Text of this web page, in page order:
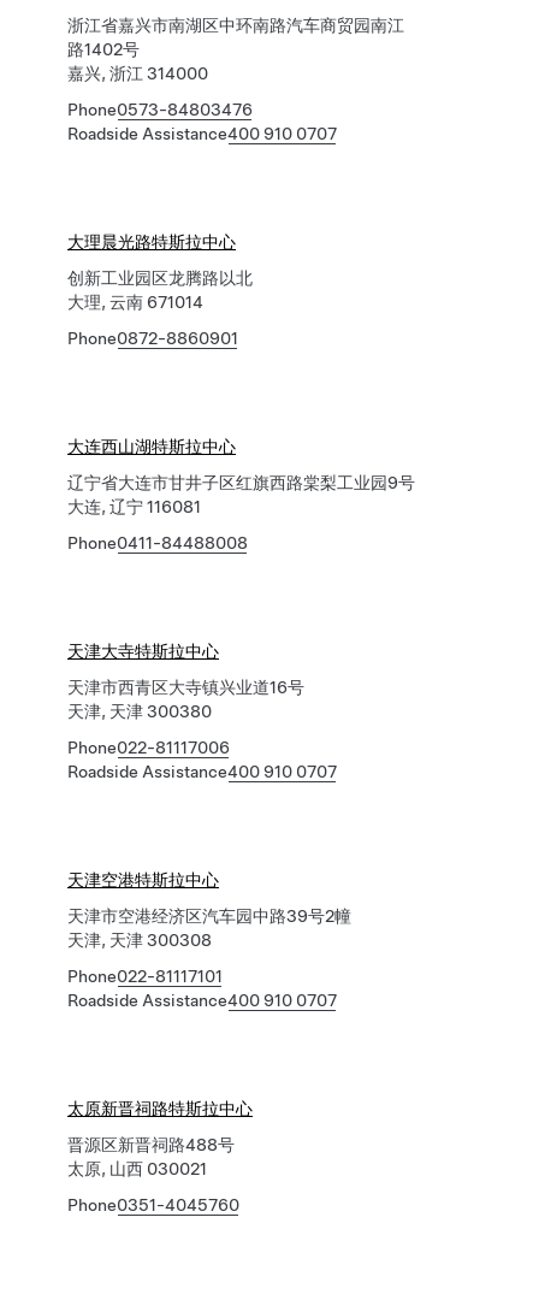
浙江省嘉兴市南湖区中环南路汽车商贸园南江
路1402号
嘉兴, 浙江 314000
Phone0573-84803476
Roadside Assistance400 910 0707
大理晨光路特斯拉中心
创新工业园区龙腾路以北
大理, 云南 671014
Phone0872-8860901
大连西山湖特斯拉中心
辽宁省大连市甘井子区红旗西路棠梨工业园9号
大连, 辽宁 116081
Phone0411-84488008
天津大寺特斯拉中心
天津市西青区大寺镇兴业道16号
天津, 天津 300380
Phone022-81117006
Roadside Assistance400 910 0707
天津空港特斯拉中心
天津市空港经济区汽车园中路39号2幢
天津, 天津 300308
Phone022-81117101
Roadside Assistance400 910 0707
太原新晋祠路特斯拉中心
晋源区新晋祠路488号
太原, 山西 030021
Phone0351-4045760